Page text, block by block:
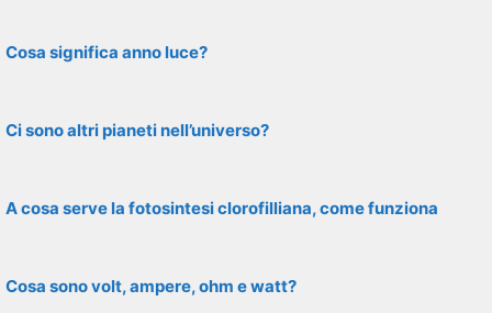
Cosa significa anno luce?
Ci sono altri pianeti nell’universo?
A cosa serve la fotosintesi clorofilliana, come funziona
Cosa sono volt, ampere, ohm e watt?